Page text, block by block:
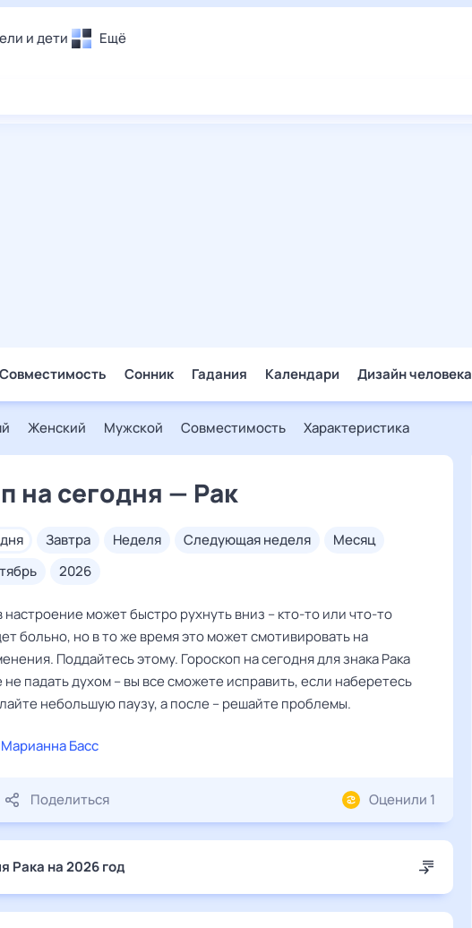
и дети Ещё
Совместимость Сонник Гадания Календари Дизайн человека
Женский Мужской Совместимость Характеристика
на сегодня — Рак
завтра неделя следующая неделя
месяц
2026
настроение может быстро рухнуть вниз – кто-то или что-то
больно, но в то же время это может смотивировать на
Поддайтесь этому. Гороскоп на сегодня для знака Рака
не падать духом – вы все сможете исправить, если наберетесь
небольшую паузу, а после – решайте проблемы.
Марианна Басс
Поделиться Оценили 1
Рака на 2026 год